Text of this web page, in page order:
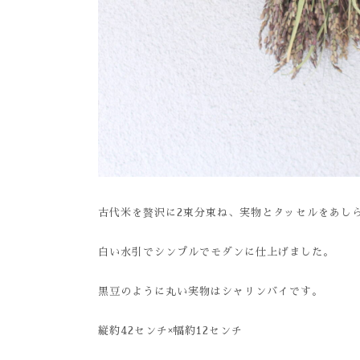
古代米を贅沢に2束分束ね、実物とタッセルをあし
白い水引でシンプルでモダンに仕上げました。
黒豆のように丸い実物はシャリンバイです。
縦約42センチ×幅約12センチ